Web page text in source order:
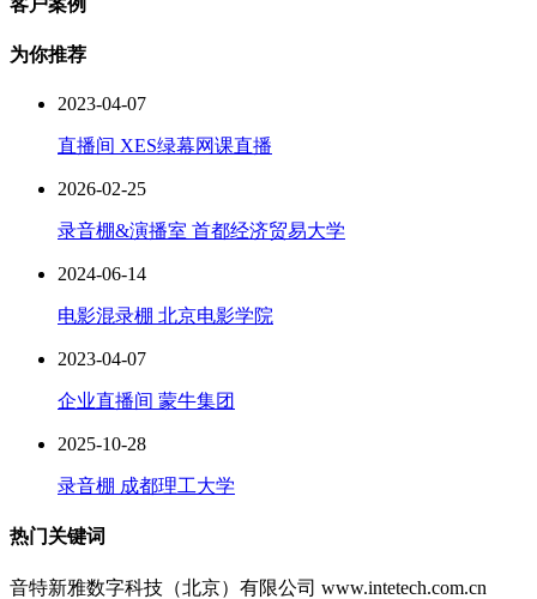
为你推荐
2023-04-07
直播间 XES绿幕网课直播
2026-02-25
录音棚&演播室 首都经济贸易大学
2024-06-14
电影混录棚 北京电影学院
2023-04-07
企业直播间 蒙牛集团
2025-10-28
录音棚 成都理工大学
热门关键词
音特新雅数字科技（北京）有限公司 www.intetech.com.cn